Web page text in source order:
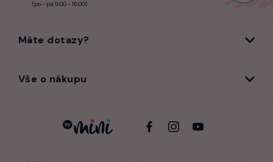
(po - pá 9:00 - 16:00)
Máte dotazy?
Vše o nákupu